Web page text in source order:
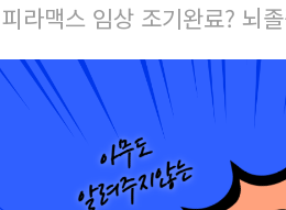
라맥스 임상 조기완료? 뇌